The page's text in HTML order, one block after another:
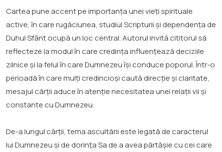
Cartea pune accent pe importanța unei vieți spirituale
active, în care rugăciunea, studiul Scripturii și dependența de
Duhul Sfânt ocupă un loc central. Autorul invită cititorul să
reflecteze la modul în care credința influențează deciziile
zilnice și la felul în care Dumnezeu își conduce poporul. Într-o
perioadă în care mulți credincioși caută direcție și claritate,
mesajul cărții aduce în atenție necesitatea unei relații vii și
constante cu Dumnezeu.
De-a lungul cărții, tema ascultării este legată de caracterul
lui Dumnezeu și de dorința Sa de a avea părtășie cu cei care